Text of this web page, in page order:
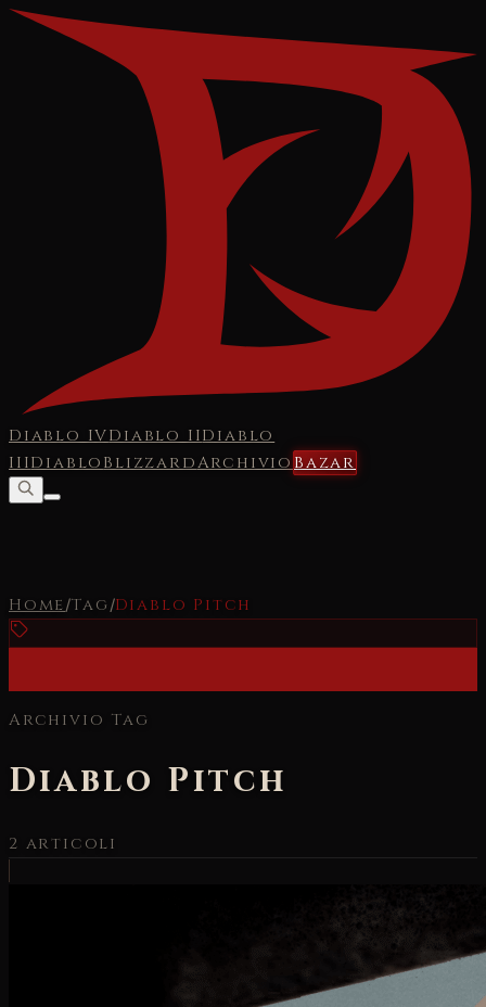
Diablo IVDiablo IIDiablo
IIIDiabloBlizzardArchivioBazar
Home/Tag /Diablo Pitch
Archivio Tag
Diablo Pitch
2 articoli